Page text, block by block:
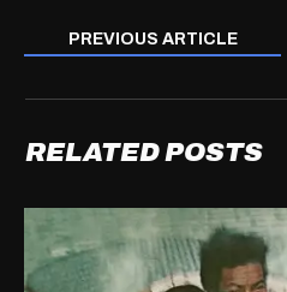
PREVIOUS ARTICLE
RELATED POSTS